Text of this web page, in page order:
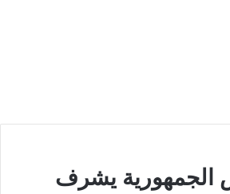
الجمهورية يشرف